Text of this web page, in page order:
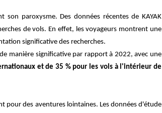
paroxysme. Des données récentes de KAYAK
de vols. En effet, les voyageurs montrent une
significative des recherches.
manière significative par rapport à 2022, avec une
et de 35 % pour les vols à l'intérieur de
pour des aventures lointaines. Les données d'étude